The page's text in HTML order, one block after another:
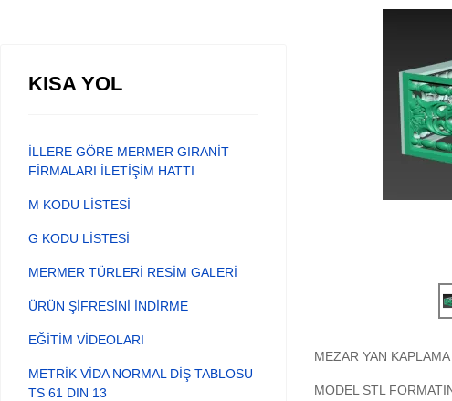
KISA YOL
İLLERE GÖRE MERMER GIRANİT
FİRMALARI İLETİŞİM HATTI
M KODU LİSTESİ
G KODU LİSTESİ
MERMER TÜRLERİ RESİM GALERİ
ÜRÜN ŞİFRESİNİ İNDİRME
EĞİTİM VİDEOLARI
METRİK VİDA NORMAL DİŞ TABLOSU
TS 61 DIN 13
MEZAR YAN
MODEL STL